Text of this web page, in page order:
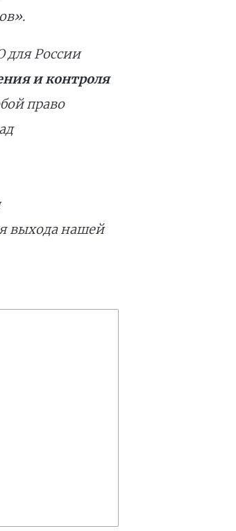
для России
и контроля
право
выхода нашей